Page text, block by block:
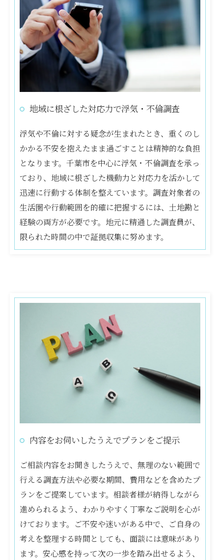
地域に根ざした対応力で浮気・不倫調査
浮気や不倫に対する疑念が生まれたとき、重くのし
かかる不安を抱えたまま過ごすことは精神的な負担
となります。千葉市を中心に浮気・不倫調査を承っ
ており、地域に根ざした機動力と対応力を活かして
迅速に行動する体制を整えています。調査対象者の
生活圏や行動範囲を的確に把握するには、土地勘と
経験の両方が必要です。地元に精通した調査員が、
限られた時間の中で証拠収集に努めます。
内容をお伺いしたうえでプランをご提示
ご相談内容をお聞きしたうえで、無理のない範囲で
行える調査方法や必要な期間、費用などを含めたプ
ランをご提案しています。相談者様が納得しながら
進められるよう、わかりやすく丁寧なご説明を心が
けております。ご不安や迷いがある中で、ご自身の
考えを整理する時間としても、面談には意味があり
ます。安心感を持って次の一歩を踏み出せるよう、